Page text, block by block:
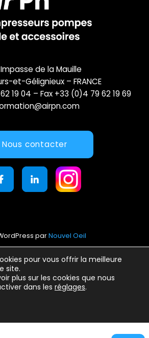
pour vous offrir la meilleure
site.
plus sur les cookies que nous
dans les réglages.
la bannière des cookies GDPR
de la Mauille
et-Gélignieux – FRANCE
19 04 – Fax +33 (0)4 79 62 19 69
Nous contacter
parNouvel Oeil
Mentions légales
générales d’utilisation
de confidentialité